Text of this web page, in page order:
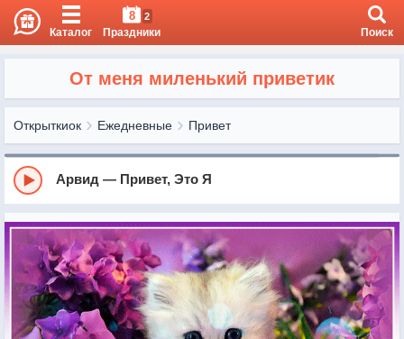
Каталог
8 2
Праздники Поиск
От меня миленький приветик
Открыткиок Ежедневные Привет
Арвид — Привет, Это Я